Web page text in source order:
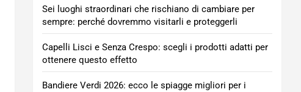
Sei luoghi straordinari che rischiano di cambiare per
sempre: perché dovremmo visitarli e proteggerli
Capelli Lisci e Senza Crespo: scegli i prodotti adatti per
ottenere questo effetto
Bandiere Verdi 2026: ecco le spiagge migliori per i